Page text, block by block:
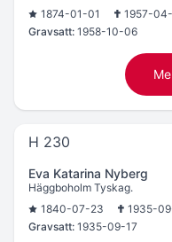
1874-01-01
1957-04-
Gravsatt: 1958-10-06
H 230
Eva Katarina Nyberg
Häggboholm Tyskag.
1840-07-23
1935-
Gravsatt: 1935-09-17